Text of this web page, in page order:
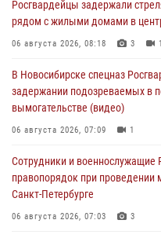
Росгвардейцы задержали
рядом с жилыми домами в
06 августа 2026, 08:18 3 1
В Новосибирске спецназ
задержании подозреваемых в
вымогательстве (видео)
06 августа 2026, 07:09 1
Сотрудники и военнослужащие
правопорядок при проведении
Санкт-Петербурге
06 августа 2026, 07:03 3